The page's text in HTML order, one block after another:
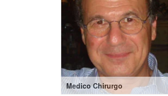
Medico Chirurgo